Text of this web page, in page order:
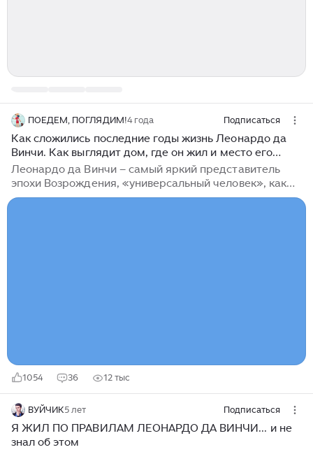
ПОЕДЕМ, ПОГЛЯДИМ!4 года Подписаться
Как сложились последние годы жизнь Леонардо да
Винчи. Как выглядит дом, где он жил и место его
погребения во Франции
Леонардо да Винчи – самый яркий представитель
эпохи Возрождения, «универсальный человек», как
его называют потомки. Своим гениальным
1054 36 12 тыс
ВУЙЧИК5 лет Подписаться
Я ЖИЛ ПО ПРАВИЛАМ ЛЕОНАРДО ДА ВИНЧИ... и не
знал об этом